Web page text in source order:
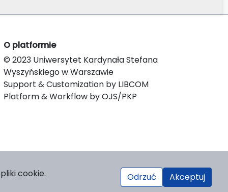
O platformie
© 2023 Uniwersytet Kardynała Stefana
Wyszyńskiego w Warszawie
Support & Customization by LIBCOM
Platform & Workflow by OJS/PKP
cookie. Odrzuć Akceptuj